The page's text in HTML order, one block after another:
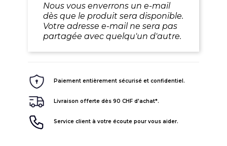
Nous vous enverrons un e-mail
dès que le produit sera disponible.
Votre adresse e-mail ne sera pas
partagée avec quelqu'un d'autre.
Paiement entièrement sécurisé et confidentiel.
Livraison offerte dès 90 CHF d'achat*.
Service client à votre écoute pour vous aider.